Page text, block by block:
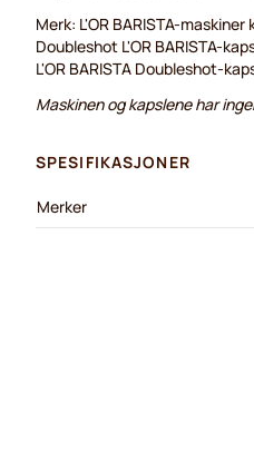
Merk: L'OR BARISTA-
Doubleshot L'OR BARISTA-
L'OR BARISTA Doubleshot-
Maskinen og kapslene har
SPESIFIKASJONER
Merker